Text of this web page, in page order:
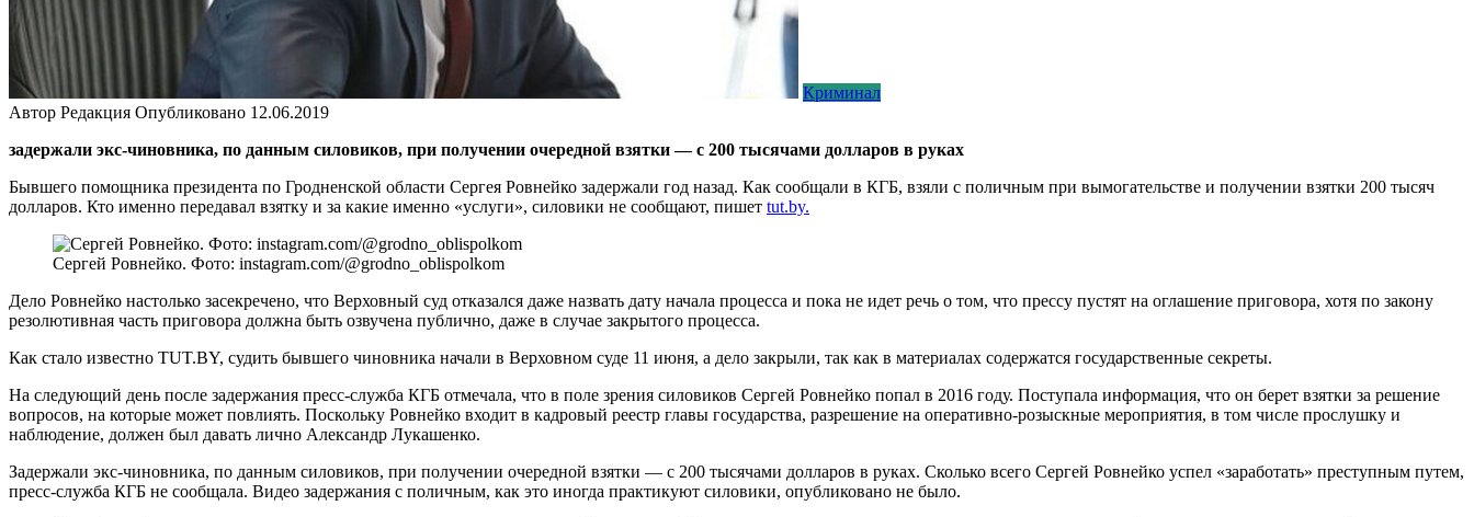
Криминал
Автор Редакция Опубликовано 12.06.2019
задержали экс-чиновника, по данным силовиков, при получении очередной взятки — с 200 тысячами долларов в руках
Бывшего помощника президента по Гродненской области Сергея Ровнейко задержали год назад. Как сообщали в КГБ, взяли с поличным при вымогательстве и получении взятки 200 тысяч
долларов. Кто именно передавал взятку и за какие именно «услуги», силовики не сообщают, пишет tut.by.
Сергей Ровнейко. Фото: instagram.com/@grodno_oblispolkom
Дело Ровнейко настолько засекречено, что Верховный суд отказался даже назвать дату начала процесса и пока не идет речь о том, что прессу пустят на оглашение приговора, хотя по закону
резолютивная часть приговора должна быть озвучена публично, даже в случае закрытого процесса.
Как стало известно TUT.BY, судить бывшего чиновника начали в Верховном суде 11 июня, а дело закрыли, так как в материалах содержатся государственные секреты.
На следующий день после задержания пресс-служба КГБ отмечала, что в поле зрения силовиков Сергей Ровнейко попал в 2016 году. Поступала информация, что он берет взятки за решение
вопросов, на которые может повлиять. Поскольку Ровнейко входит в кадровый реестр главы государства, разрешение на оперативно-розыскные мероприятия, в том числе прослушку и
наблюдение, должен был давать лично Александр Лукашенко.
Задержали экс-чиновника, по данным силовиков, при получении очередной взятки — с 200 тысячами долларов в руках. Сколько всего Сергей Ровнейко успел «заработать» преступным путем,
пресс-служба КГБ не сообщала. Видео задержания с поличным, как это иногда практикуют силовики, опубликовано не было.